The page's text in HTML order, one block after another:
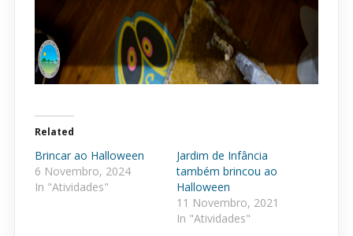
Related
Brincar ao Halloween
6 Novembro, 2024
In "Atividades"
Jardim de Infância
também brincou ao
Halloween
11 Novembro, 2021
In "Atividades"